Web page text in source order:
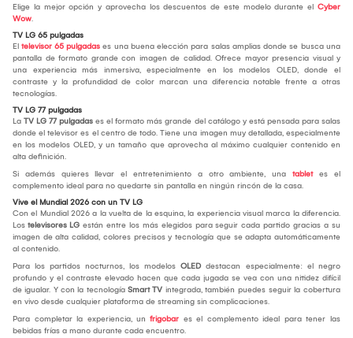
Elige la mejor opción y aprovecha los descuentos de este modelo durante el Cyber
Wow.
TV LG 65 pulgadas
El televisor 65 pulgadas es una buena elección para salas amplias donde se busca una
pantalla de formato grande con imagen de calidad. Ofrece mayor presencia visual y
una experiencia más inmersiva, especialmente en los modelos OLED, donde el
contraste y la profundidad de color marcan una diferencia notable frente a otras
tecnologías.
TV LG 77 pulgadas
La TV LG 77 pulgadas es el formato más grande del catálogo y está pensada para salas
donde el televisor es el centro de todo. Tiene una imagen muy detallada, especialmente
en los modelos OLED, y un tamaño que aprovecha al máximo cualquier contenido en
alta definición.
Si además quieres llevar el entretenimiento a otro ambiente, una tabletes el
complemento ideal para no quedarte sin pantalla en ningún rincón de la casa.
Vive el Mundial 2026 con un TV LG
Con el Mundial 2026 a la vuelta de la esquina, la experiencia visual marca la diferencia.
Los televisores LG están entre los más elegidos para seguir cada partido gracias a su
imagen de alta calidad, colores precisos y tecnología que se adapta automáticamente
al contenido.
Para los partidos nocturnos, los modelos OLED destacan especialmente: el negro
profundo y el contraste elevado hacen que cada jugada se vea con una nitidez difícil
de igualar. Y con la tecnología Smart TV integrada, también puedes seguir la cobertura
en vivo desde cualquier plataforma de streaming sin complicaciones.
Para completar la experiencia, un frigobar es el complemento ideal para tener las
bebidas frías a mano durante cada encuentro.